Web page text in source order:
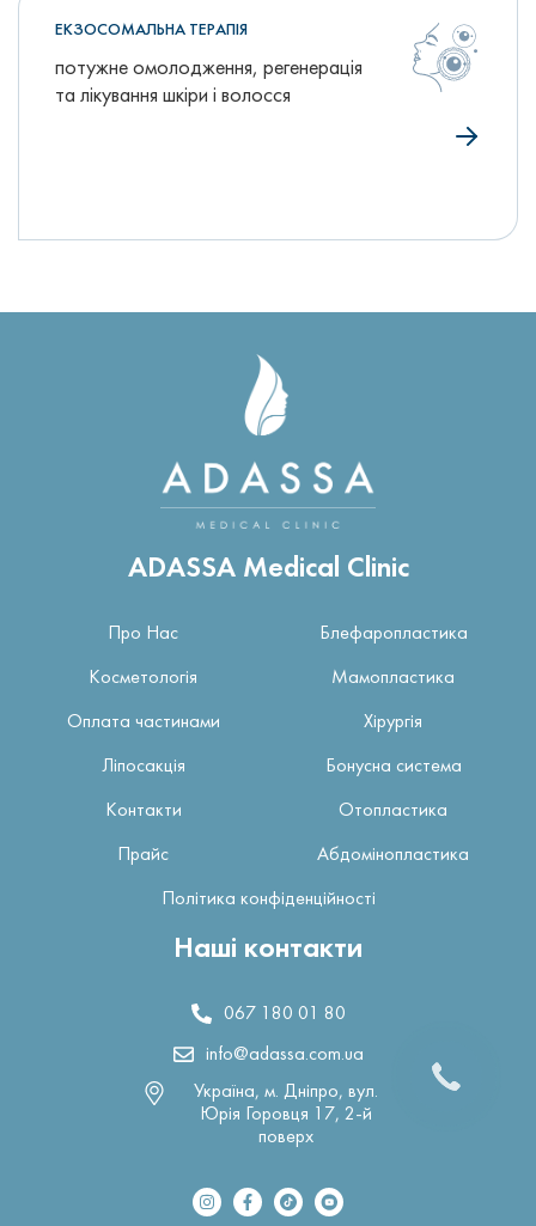
ЕКЗОСОМАЛЬНА ТЕРАПІЯ
потужне омолодження, регенерація
та лікування шкіри і волосся
ADASSA Medical Clinic
Про Нас Блефаропластика
Косметологія Мамопластика
Оплата частинами Хірургія
Ліпосакція Бонусна система
Контакти Отопластика
Прайс Абдомінопластика
Політика конфіденційності
Наші контакти
067 180 01 80
info@adassa.com.ua
Україна, м. Дніпро, вул.
Юрія Горовця 17, 2-й
поверх